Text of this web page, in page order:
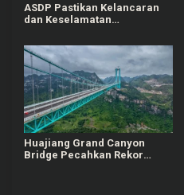
ASDP Pastikan Kelancaran
dan Keselamatan
Jawa-Bali Selama Libur
Natal 2025 dan Tahun Baru
2026
Huajiang Grand Canyon
Bridge Pecahkan Rekor